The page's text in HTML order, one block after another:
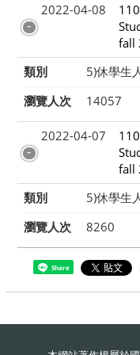
2022-04-08
fall
類別
5)休學生
瀏覽人次
14057
2022-04-07
fall
類別
5)休學生
瀏覽人次
8260
Share